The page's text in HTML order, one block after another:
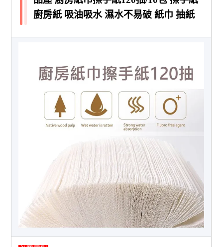
廚房紙 吸油吸水 濕水不易破 紙巾 抽紙